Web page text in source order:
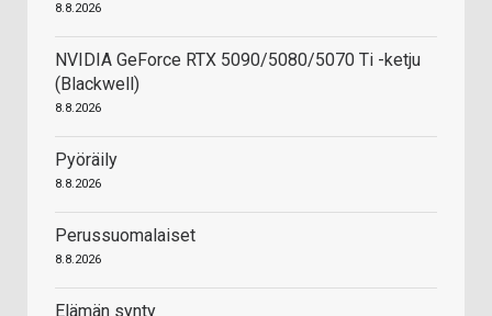
8.8.2026
NVIDIA GeForce RTX 5090/5080/5070 Ti -ketju
(Blackwell)
8.8.2026
Pyöräily
8.8.2026
Perussuomalaiset
8.8.2026
Elämän synty